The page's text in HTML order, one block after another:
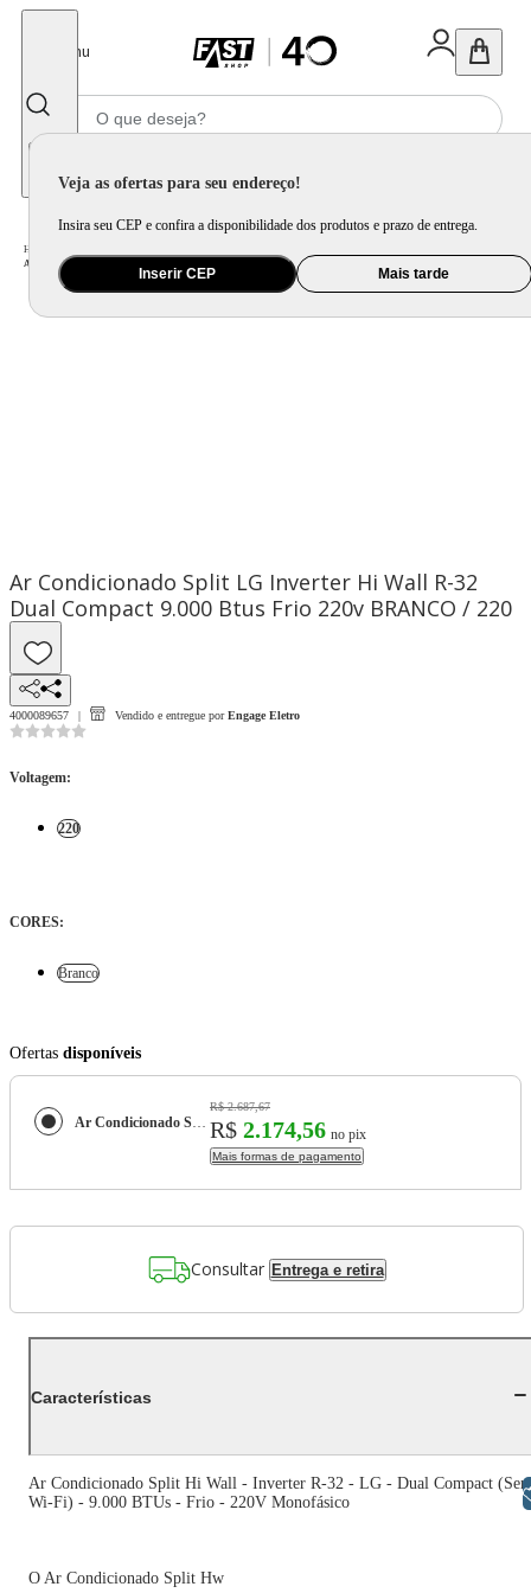
Menu
Veja as ofertas para seu endereço!
Insira seu CEP e confira a disponibilidade dos produtos e prazo de entrega.
Inserir CEP Mais tarde
Home
Ar Condicionado Split LG Inverter Hi Wall R-32 Dual Compact 9.000 Btus Frio 220v
Ar Condicionado Split LG Inverter Hi Wall R-32
Dual Compact 9.000 Btus Frio 220v BRANCO / 220
4000089657 Vendido e entregue por Engage Eletro
Voltagem:
220
CORES:
Branco
Ofertas disponíveis
Ar Condicionado Split LG Inverter Hi Wall R-32 Dual Compact 9.000 Btus Frio 220v
R$ 2.687,67
R$ 2.174,56 no pix
Mais formas de pagamento
Consultar Entrega e retira
Características
Ar Condicionado Split Hi Wall - Inverter R-32 - LG - Dual Compact
Wi-Fi) - 9.000 BTUs - Frio - 220V Monofásico
O Ar Condicionado Split Hw
Libras